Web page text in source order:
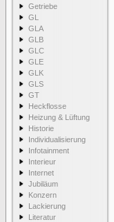
Getriebe
GL
GLA
GLB
GLC
GLE
GLK
GLS
GT
Heckflosse
Heizung & Lüftung
Historie
Individualisierung
Infotainment
Interieur
Internet
Jubiläum
Konzern
Lackierung
Literatur